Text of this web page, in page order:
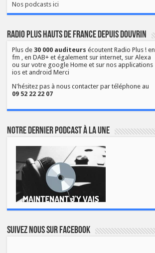
Nos podcasts ici
Radio Plus Hauts de France depuis Douvrin
Plus de 30 000 auditeurs écoutent Radio Plus ! en
fm , en DAB+ et également sur internet, sur Alexa
ou sur votre google Home et sur nos applications
ios et android Merci
N'hésitez pas à nous contacter par téléphone au
09 52 22 22 07
Notre dernier podcast à la une
Suivez nous sur Facebook